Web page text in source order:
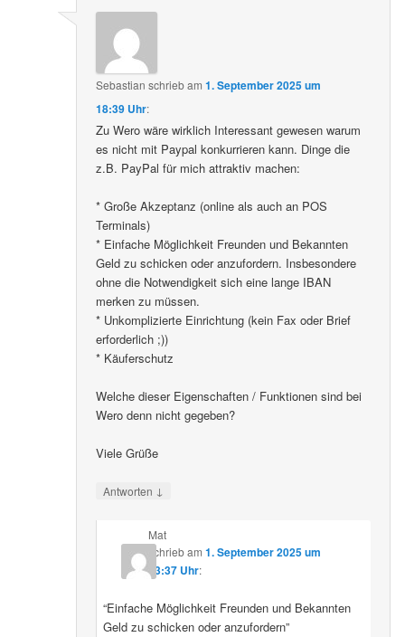
Sebastian schriebam1. September 2025 um
18:39 Uhr:
Zu Wero wäre wirklich Interessant gewesen warum
es nicht mit Paypal konkurrieren kann. Dinge die
z.B. PayPal für mich attraktiv machen:
* Große Akzeptanz (online als auch an POS
Terminals)
* Einfache Möglichkeit Freunden und Bekannten
Geld zu schicken oder anzufordern. Insbesondere
ohne die Notwendigkeit sich eine lange IBAN
merken zu müssen.
* Unkomplizierte Einrichtung (kein Fax oder Brief
erforderlich ;))
* Käuferschutz
Welche dieser Eigenschaften / Funktionen sind bei
Wero denn nicht gegeben?
Viele Grüße
Antworten ↓
Mat
schriebam 1. September 2025 um
23:37 Uhr:
“Einfache Möglichkeit Freunden und Bekannten
Geld zu schicken oder anzufordern”